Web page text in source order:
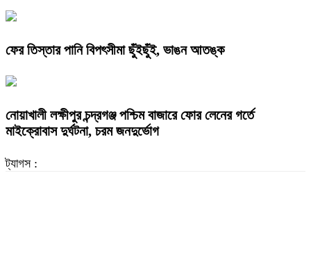
ফের তিস্তার পানি বিপৎসীমা ছুঁইছুঁই, ভাঙন আতঙ্ক
নোয়াখালী লক্ষীপুর চন্দ্রগঞ্জ পশ্চিম বাজারে ফোর লেনের গর্তে
মাইক্রোবাস দুর্ঘটনা, চরম জনদুর্ভোগ
ট্যাগস :